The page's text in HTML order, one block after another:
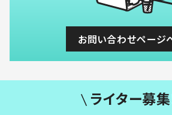
お問い合わせページ
ライター募集